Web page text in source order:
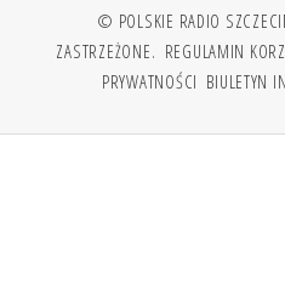
© POLSKIE RADIO
ZASTRZEŻONE. REGULAMIN
PRYWATNOŚCI BIULETYN